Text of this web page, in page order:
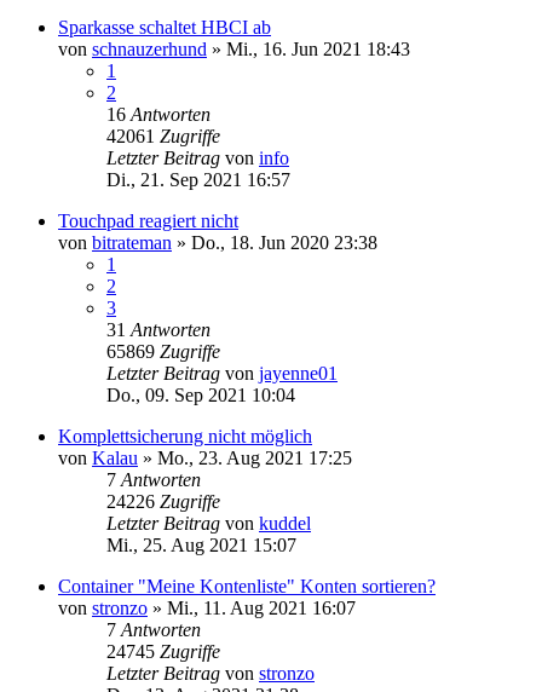
Sparkasse schaltet HBCI ab
von schnauzerhund » Mi., 16. Jun 2021 18:43
1
2
16 Antworten
42061 Zugriffe
Letzter Beitrag von info
Di., 21. Sep 2021 16:57
Touchpad reagiert nicht
von bitrateman » Do., 18. Jun 2020 23:38
1
2
3
31 Antworten
65869 Zugriffe
Letzter Beitrag von jayenne01
Do., 09. Sep 2021 10:04
Komplettsicherung nicht möglich
von Kalau » Mo., 23. Aug 2021 17:25
7 Antworten
24226 Zugriffe
Letzter Beitrag von kuddel
Mi., 25. Aug 2021 15:07
Container "Meine Kontenliste" Konten sortieren?
von stronzo » Mi., 11. Aug 2021 16:07
7 Antworten
24745 Zugriffe
Letzter Beitrag von stronzo